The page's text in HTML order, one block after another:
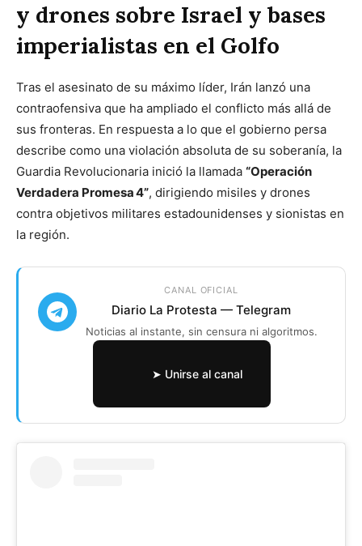
y drones sobre Israel y bases
imperialistas en el Golfo
Tras el asesinato de su máximo líder, Irán lanzó una
contraofensiva que ha ampliado el conflicto más allá de
sus fronteras. En respuesta a lo que el gobierno persa
describe como una violación absoluta de su soberanía, la
Guardia Revolucionaria inició la llamada “Operación
Verdadera Promesa 4”, dirigiendo misiles y drones
contra objetivos militares estadounidenses y sionistas en
la región.
CANAL OFICIAL
Diario La Protesta — Telegram
Noticias al instante, sin censura ni algoritmos.
➤ Unirse al canal